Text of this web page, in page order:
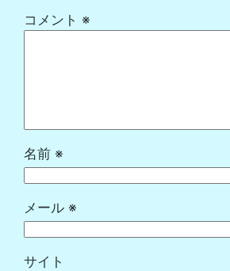
コメント ※
名前 ※
メール ※
サイト